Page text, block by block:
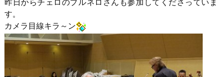
昨日からチェロのブルネロさんも参加してくださっていま
す。
カメラ目線キラ～ン